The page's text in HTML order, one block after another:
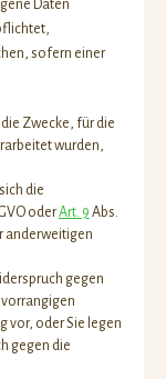
Daten
sofern einer
Zwecke, für die
wurden,
die
oderArt. 9 Abs.
anderweitigen
gegen
vor, oder Sie legen
gegen die